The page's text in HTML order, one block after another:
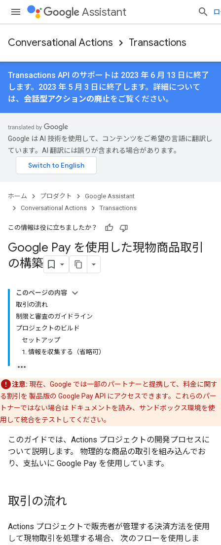
Assistant
Conversational Actions Transactions
Transactions API のサポートは 2023 年 6 月 13 日に終了
します。2023 年 5 月 3 日に終了します。詳細について
は、 会話型アクションの廃止をご覧ください。
Google は AI 技術を使用して、コンテンツをご希望の言語に翻訳し
ています。AI 翻訳には誤りが含まれる場合があります。
ホーム プロダクト
Google Assistant
Conversational Actions
Transactions
この情報は役に立ちましたか？
Google Pay を使用した現物商品取引
の構築
このページの内容
取引の流れ
制限と審査のガイドライン
プロジェクトのビルド
セットアップ
1. 情報を収集する（省略可）
注意: 現在、Google では一部のパートナーと提携して、料金に関す
る割引を 製品版の Google Pay API にアクセスできます。これらのパー
トナーではない場合は ドキュメントを読み、サンドボックス環境を使
用して統合をテストしてください。
このガイドでは、Actions プロジェクトの開発プロセスに
ついて説明します。 物理的な商品の取引を組み込んでお
り、支払いに Google Pay を使用しています。
取引の流れ
Actions プロジェクトで販売者が管理する決済方法を使用
して現物取引を処理する場合、 次のフローを使用しま